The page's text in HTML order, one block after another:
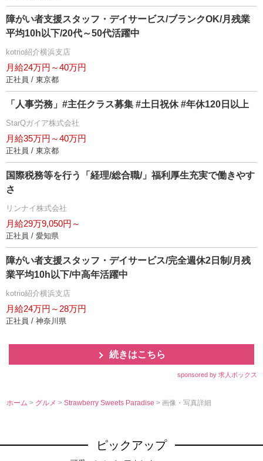
障がい者支援スタッフ・デイサービス/ブランクOK/月残業
平均10h以下/20代～50代活躍中
kotrio紹介横浜支店
月給24万円～40万円
正社員 / 東京都
「人事労務」#主任クラス募集 #土日祝休 #年休120日以上
StarQガイア株式会社
月給35万円～40万円
正社員 / 東京都
国際税務等を行う「経理/総合職/」福利厚生充実で働きやす
さ
リンナイ株式会社
月給29万9,050円～
正社員 / 愛知県
障がい者支援スタッフ・デイサービス/完全週休2日制/月残
業平均10h以下/中高年活躍中
kotrio紹介横浜支店
月給24万円～28万円
正社員 / 神奈川県
続きはこちら
sponsored by 求人ボックス
ホーム > グルメ>Strawberry Sweets Paradise> 画像・写真詳細
ピックアップ